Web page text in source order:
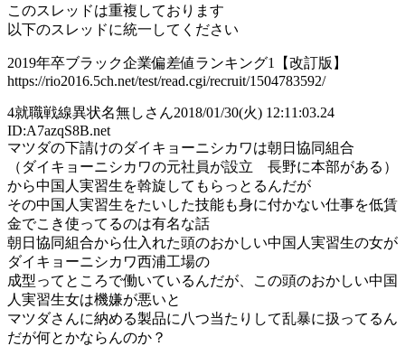
このスレッドは重複しております
以下のスレッドに統一してください
2019年卒ブラック企業偏差値ランキング1【改訂版】
https://rio2016.5ch.net/test/read.cgi/recruit/1504783592/
4就職戦線異状名無しさん2018/01/30(火) 12:11:03.24
ID:A7azqS8B.net
マツダの下請けのダイキョーニシカワは朝日協同組合
（ダイキョーニシカワの元社員が設立 長野に本部がある）
から中国人実習生を斡旋してもらっとるんだが
その中国人実習生をたいした技能も身に付かない仕事を低賃
金でこき使ってるのは有名な話
朝日協同組合から仕入れた頭のおかしい中国人実習生の女が
ダイキョーニシカワ西浦工場の
成型ってところで働いているんだが、この頭のおかしい中国
人実習生女は機嫌が悪いと
マツダさんに納める製品に八つ当たりして乱暴に扱ってるん
だが何とかならんのか？